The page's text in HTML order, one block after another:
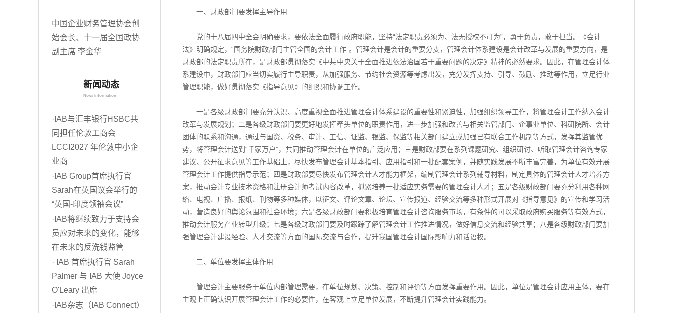
中国企业财务管理协会创
始会长、十一届全国政协
副主席 李金华
新闻动态
News Information
· IAB与汇丰银行HSBC共
同担任伦敦工商会
LCCI2027 年伦敦中小企
业商
· IAB Group首席执行官
Sarah在英国议会举行的
“英国-印度领袖会议”
· IAB将继续致力于支持会
员应对未来的变化，能够
在未来的反洗钱监管
· IAB 首席执行官 Sarah
Palmer 与 IAB 大使 Joyce
O'Leary 出席
· IAB杂志（IAB Connect）
一、财政部门要发挥主导作用
党的十八届四中全会明确要求，要依法全面履行政府职能，坚持“法定职责必须为、法无授权不可为”，勇于负责，敢于担当。《会计
法》明确规定，“国务院财政部门主管全国的会计工作”。管理会计是会计的重要分支，管理会计体系建设是会计改革与发展的重要方向，是
财政部的法定职责所在，是财政部贯彻落实《中共中央关于全面推进依法治国若干重要问题的决定》精神的必然要求。因此，在管理会计体
系建设中，财政部门应当切实履行主导职责，从加强服务、节约社会资源等考虑出发，充分发挥支持、引导、鼓励、推动等作用，立足行业
管理职能，做好贯彻落实《指导意见》的组织和协调工作。
一是各级财政部门要充分认识、高度重视全面推进管理会计体系建设的重要性和紧迫性，加强组织领导工作，将管理会计工作纳入会计
改革与发展规划；二是各级财政部门要更好地发挥牵头单位的职责作用，进一步加强和改善与相关监管部门、企事业单位、科研院所、会计
团体的联系和沟通，通过与国资、税务、审计、工信、证监、银监、保监等相关部门建立或加强已有联合工作机制等方式，发挥其监管优
势，将管理会计送到“千家万户”，共同推动管理会计在单位的广泛应用；三是财政部要在系列课题研究、组织研讨、听取管理会计咨询专家
建议、公开征求意见等工作基础上，尽快发布管理会计基本指引、应用指引和一批配套案例，并随实践发展不断丰富完善，为单位有效开展
管理会计工作提供指导示范；四是财政部要尽快发布管理会计人才能力框架，编制管理会计系列辅导材料，制定具体的管理会计人才培养方
案，推动会计专业技术资格和注册会计师考试内容改革，抓紧培养一批适应实务需要的管理会计人才；五是各级财政部门要充分利用各种网
络、电视、广播、报纸、刊物等多种媒体，以征文、评论文章、论坛、宣传报道、经验交流等多种形式开展对《指导意见》的宣传和学习活
动，营造良好的舆论氛围和社会环境；六是各级财政部门要积极培育管理会计咨询服务市场，有条件的可以采取政府购买服务等有效方式，
推动会计服务产业转型升级；七是各级财政部门要及时跟踪了解管理会计工作推进情况，做好信息交流和经验共享；八是各级财政部门要加
强管理会计建设经验、人才交流等方面的国际交流与合作，提升我国管理会计国际影响力和话语权。
二、单位要发挥主体作用
管理会计主要服务于单位内部管理需要，在单位规划、决策、控制和评价等方面发挥重要作用。因此，单位是管理会计应用主体，要在
主观上正确认识开展管理会计工作的必要性，在客观上立足单位发展，不断提升管理会计实践能力。